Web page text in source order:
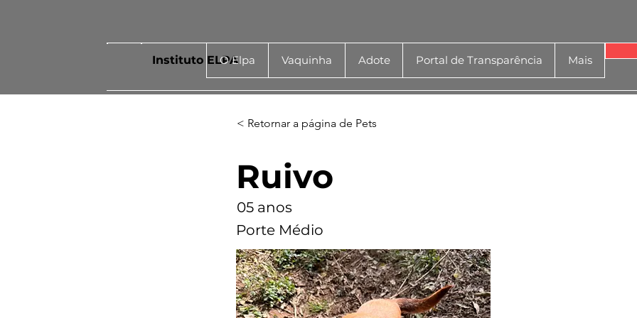
Instituto ELPAO Elpa Vaquinha Adote Portal de Transparência Mais
< Retornar a página de Pets
Ruivo
05 anos
Porte Médio